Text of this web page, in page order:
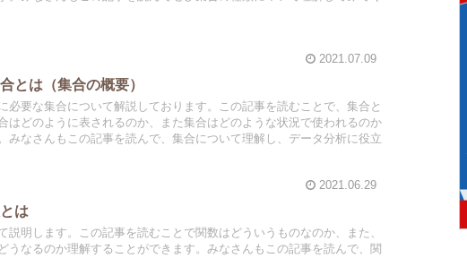
2021.07.09
とは（集合の概要）
必要な集合について解説しております。この記事を読むことで、集合と
はどのように表されるのか、また集合はどのような状況で使われるのか
みなさんもこの記事を読んで、集合について理解し、データ分析に役立
2021.06.29
は
説明します。この記事を読むことで関数はどういうものなのか、また、
うなるのか理解することができます。みなさんもこの記事を読んで、関